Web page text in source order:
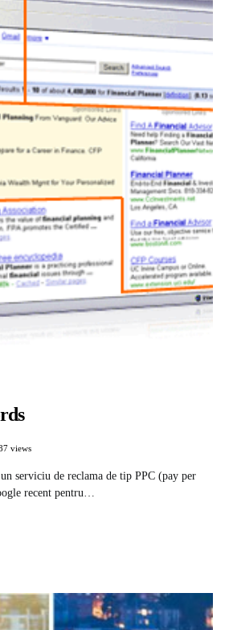
views
serviciu de reclama de tip PPC (pay per
recent pentru…